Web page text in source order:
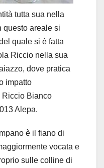
tutta sua nella
questo areale si
quale si è fatta
Riccio nella sua
dove pratica
impatto
Riccio Bianco
Alepa.
è il fiano di
vocata e
sulle colline di